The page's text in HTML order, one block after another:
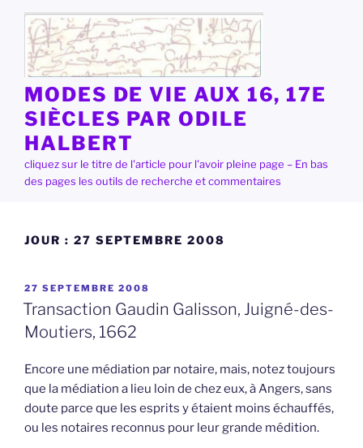
contenu
principal
MODES DE VIE AUX 16, 17E
SIÈCLES PAR ODILE
HALBERT
cliquez sur le titre de l'article pour l'avoir pleine page – En bas
des pages les outils de recherche et commentaires
JOUR : 27 SEPTEMBRE 2008
PUBLIÉ
LE
27 SEPTEMBRE 2008
Transaction Gaudin Galisson, Juigné-des-
Moutiers, 1662
Encore une médiation par notaire, mais, notez toujours
que la médiation a lieu loin de chez eux, à Angers, sans
doute parce que les esprits y étaient moins échauffés,
ou les notaires reconnus pour leur grande médition.